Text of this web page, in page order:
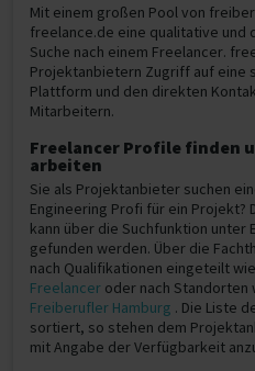
Mit einem großen Pool von
freelance.de eine qualitative und
Suche nach einem Freelancer.
Projektanbietern Zugriff auf eine
Plattform und den direkten
Mitarbeitern.
Freelancer Profile finden
arbeiten
Sie als Projektanbieter suchen
Engineering Profi für ein Projekt?
kann über die Suchfunktion unter
gefunden werden. Über die
nach Qualifikationen eingeteilt
Freelancer oder nach Standorten
Freiberufler Hamburg . Die Liste
sortiert, so stehen dem
mit Angabe der Verfügbarkeit